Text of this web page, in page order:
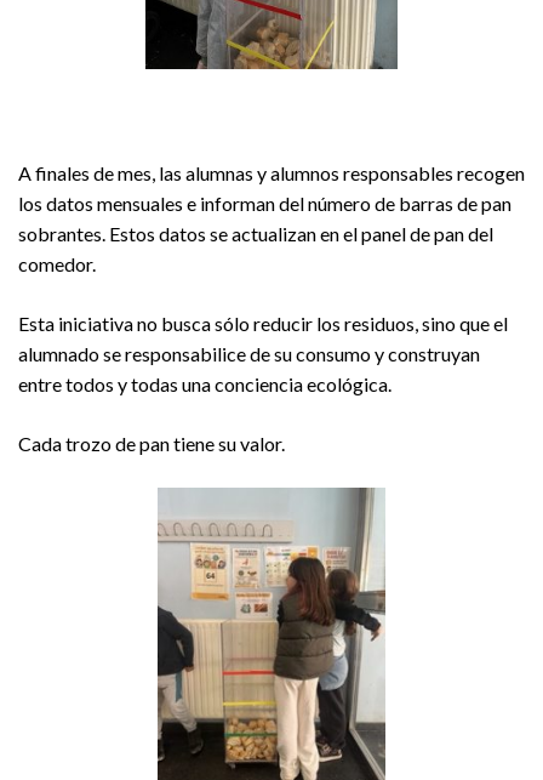
A finales de mes, las alumnas y alumnos responsables recogen
los datos mensuales e informan del número de barras de pan
sobrantes. Estos datos se actualizan en el panel de pan del
comedor.
Esta iniciativa no busca sólo reducir los residuos, sino que el
alumnado se responsabilice de su consumo y construyan
entre todos y todas una conciencia ecológica.
Cada trozo de pan tiene su valor.